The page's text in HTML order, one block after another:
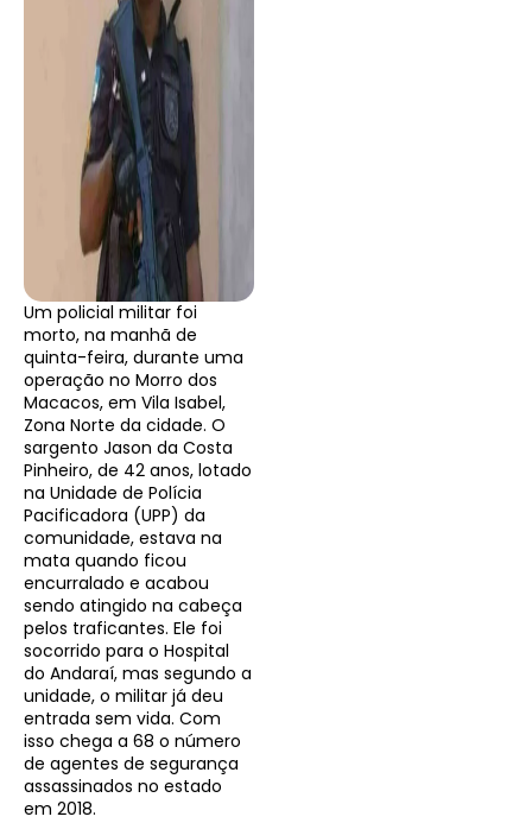
Um policial militar foi
morto, na manhã de
quinta-feira, durante uma
operação no Morro dos
Macacos, em Vila Isabel,
Zona Norte da cidade. O
sargento Jason da Costa
Pinheiro, de 42 anos, lotado
na Unidade de Polícia
Pacificadora (UPP) da
comunidade, estava na
mata quando ficou
encurralado e acabou
sendo atingido na cabeça
pelos traficantes. Ele foi
socorrido para o Hospital
do Andaraí, mas segundo a
unidade, o militar já deu
entrada sem vida. Com
isso chega a 68 o número
de agentes de segurança
assassinados no estado
em 2018.